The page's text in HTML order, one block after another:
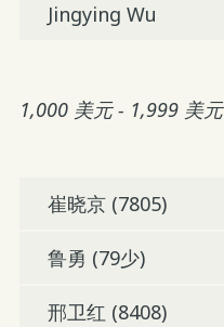
Jingying Wu
1,000 美元 - 1,999 美元
崔晓京 (7805)
鲁勇 (79少)
邢卫红 (8408)